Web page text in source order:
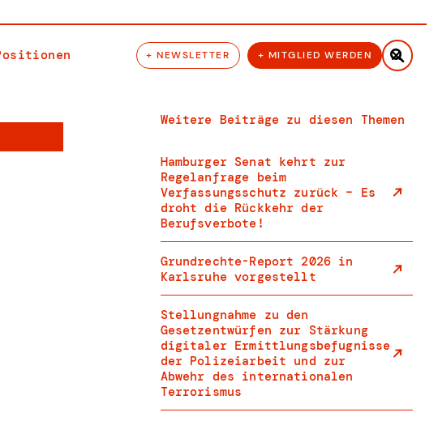
+ NEWSLETTER + MITGLIED WERDEN 
Weitere Beiträge zu diesen Themen
Hamburger Senat kehrt zur
Regelanfrage beim
Verfassungsschutz zurück – Es
droht die Rückkehr der
Berufsverbote!
Grundrechte-Report 2026 in
Karlsruhe vorgestellt
Stellungnahme zu den
Gesetzentwürfen zur Stärkung
digitaler Ermittlungsbefugnisse
der Polizeiarbeit und zur
Abwehr des internationalen
Terrorismus